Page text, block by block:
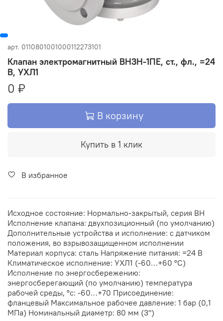
арт. 0110801001000112273101
Клапан электромагнитный ВН3Н-1ПЕ, ст., фл., =24
В, УХЛ1
0 ₽
В корзину
Купить в 1 клик
В избранное
Исходное состояние: Нормально-закрытый, серия ВН
Исполнение клапана: двухпозиционный (по умолчанию)
Дополнительные устройства и исполнение: с датчиком
положения, во взрывозащищенном исполнении
Материал корпуса: сталь Напряжение питания: =24 В
Климатическое исполнение: УХЛ1 (-60…+60 °С)
Исполнение по энергосбережению:
энергосберегающий (по умолчанию) температура
рабочей среды, °с: -60…+70 Присоединение:
фланцевый Максимальное рабочее давление: 1 бар (0,1
МПа) Номинальный диаметр: 80 мм (3")